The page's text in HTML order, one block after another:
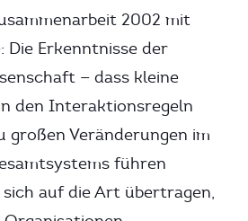
2002 mit
Die Erkenntnisse der
— dass kleine
den Interaktionsregeln
großen Veränderungen im
führen
auf die Art übertragen,